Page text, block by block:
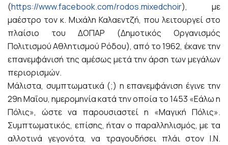
(https://www.facebook.com/rodos.mixedchoir), με
μαέστρο τον κ. Μιχάλη Καλαεντζή, που λειτουργεί στο
πλαίσιο του ΔΟΠΑΡ (Δημοτικός Οργανισμός
Πολιτισμού Αθλητισμού Ρόδου), από το 1962, έκανε την
επανεμφάνισή της αμέσως μετά την άρση των μεγάλων
περιορισμών.
Μάλιστα, συμπτωματικά (;) η επανεμφάνιση έγινε την
29η Μαΐου, ημερομηνία κατά την οποία το 1453 «Εάλω η
Πόλις», ώστε να παρουσιαστεί η «Μαγική Πόλις».
Συμπτωματικός, επίσης, ήταν ο παραλληλισμός, με τα
αλλοτινά γεγονότα, να τραγουδήσει πλάι στον Ι.Ν.